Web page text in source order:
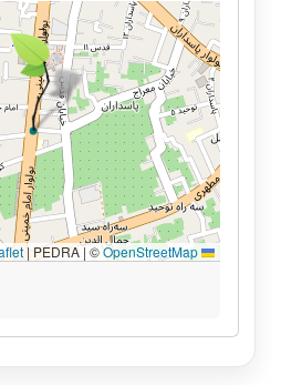
|PEDRA | ©OpenStreetMap